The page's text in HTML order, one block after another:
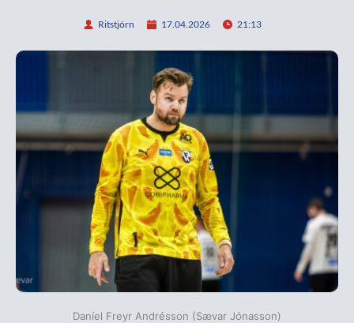
Ritstjórn 17.04.2026 21:13
Daníel Freyr Andrésson (Sævar Jónasson)